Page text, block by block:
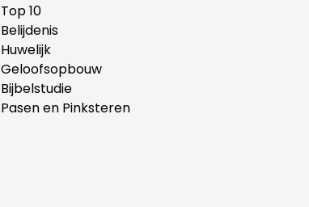
Top 10
Belijdenis
Huwelijk
Geloofsopbouw
Bijbelstudie
Pasen en Pinksteren